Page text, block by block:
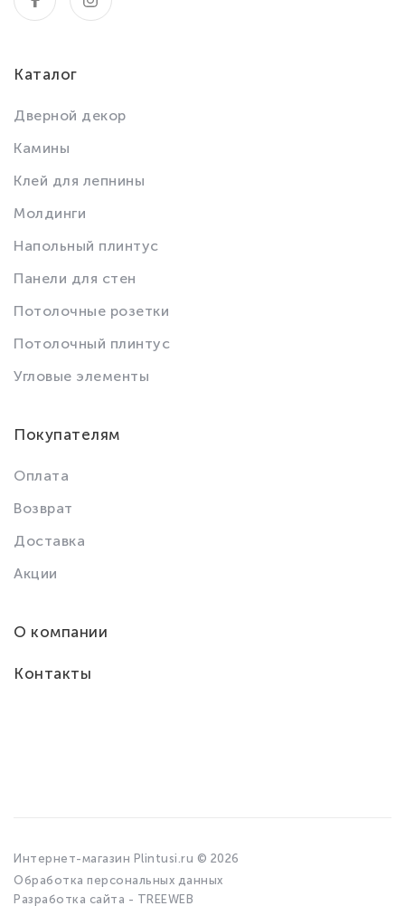
Каталог
Дверной декор
Камины
Клей для лепнины
Молдинги
Напольный плинтус
Панели для стен
Потолочные розетки
Потолочный плинтус
Угловые элементы
Покупателям
Оплата
Возврат
Доставка
Акции
О компании
Контакты
Интернет-магазин Plintusi.ru © 2026
Обработка персональных данных
Разработка сайта - TREEWEB